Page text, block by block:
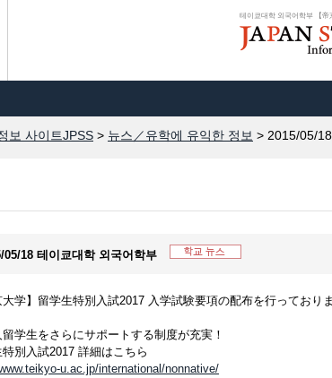
테이쿄대학 외국어학부 【帝
보 사이트JPSS > 뉴스／유학에 유익한 정보 > 2015/05/18
05/18 테이쿄대학 외국어학부
大学】留学生特別入試2017 入学試験要項の配布を行っており
学生をさらにサポートする制度が充実！
特別入試2017 詳細はこちら
u.ac.jp/international/nonnative/